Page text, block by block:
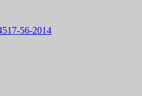
56-2014